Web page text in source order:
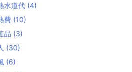
水道代 (4)
費 (10)
品 (3)
(30)
(6)